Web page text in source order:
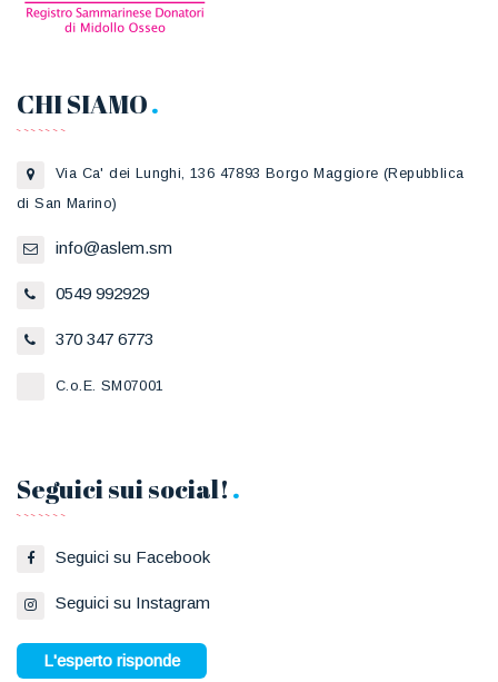
CHI SIAMO
Via Ca' dei Lunghi, 136 47893 Borgo Maggiore (Repubblica
di San Marino)
info@aslem.sm
0549 992929
370 347 6773
C.o.E. SM07001
Seguici sui social!
Seguici su Facebook
Seguici su Instagram
L'esperto risponde